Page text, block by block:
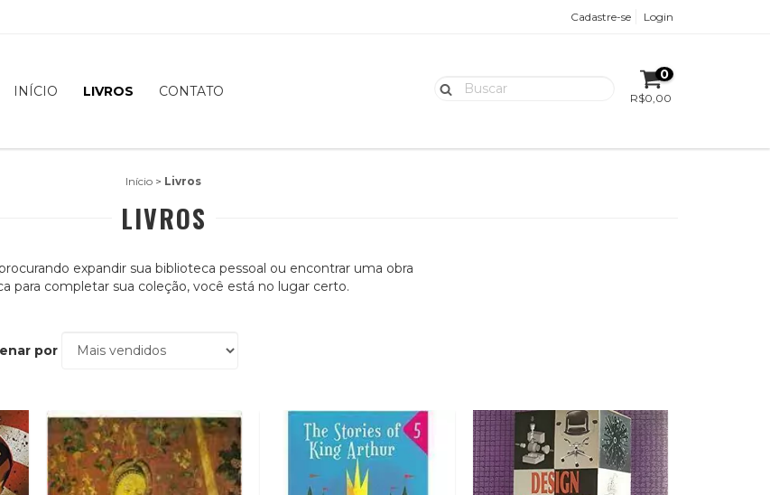
Cadastre-se Login
INÍCIO LIVROS CONTATO
0
R$0,00
Início > Livros
LIVROS
expandir sua biblioteca pessoal ou encontrar uma obra
para completar sua coleção, você está no lugar certo.
por